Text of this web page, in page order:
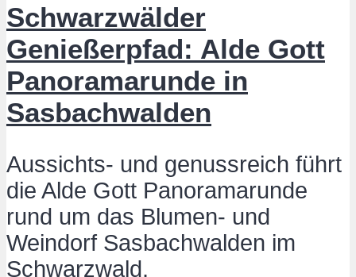
Schwarzwälder
Genießerpfad: Alde Gott
Panoramarunde in
Sasbachwalden
Aussichts- und genussreich führt
die Alde Gott Panoramarunde
rund um das Blumen- und
Weindorf Sasbachwalden im
Schwarzwald.